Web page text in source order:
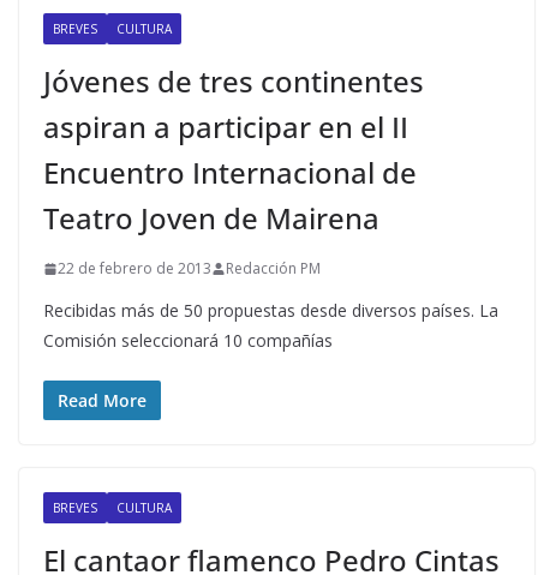
BREVES CULTURA
Jóvenes de tres continentes
aspiran a participar en el II
Encuentro Internacional de
Teatro Joven de Mairena
22 de febrero de 2013 Redacción PM
Recibidas más de 50 propuestas desde diversos países. La
Comisión seleccionará 10 compañías
Read More
BREVES CULTURA
El cantaor flamenco Pedro Cintas